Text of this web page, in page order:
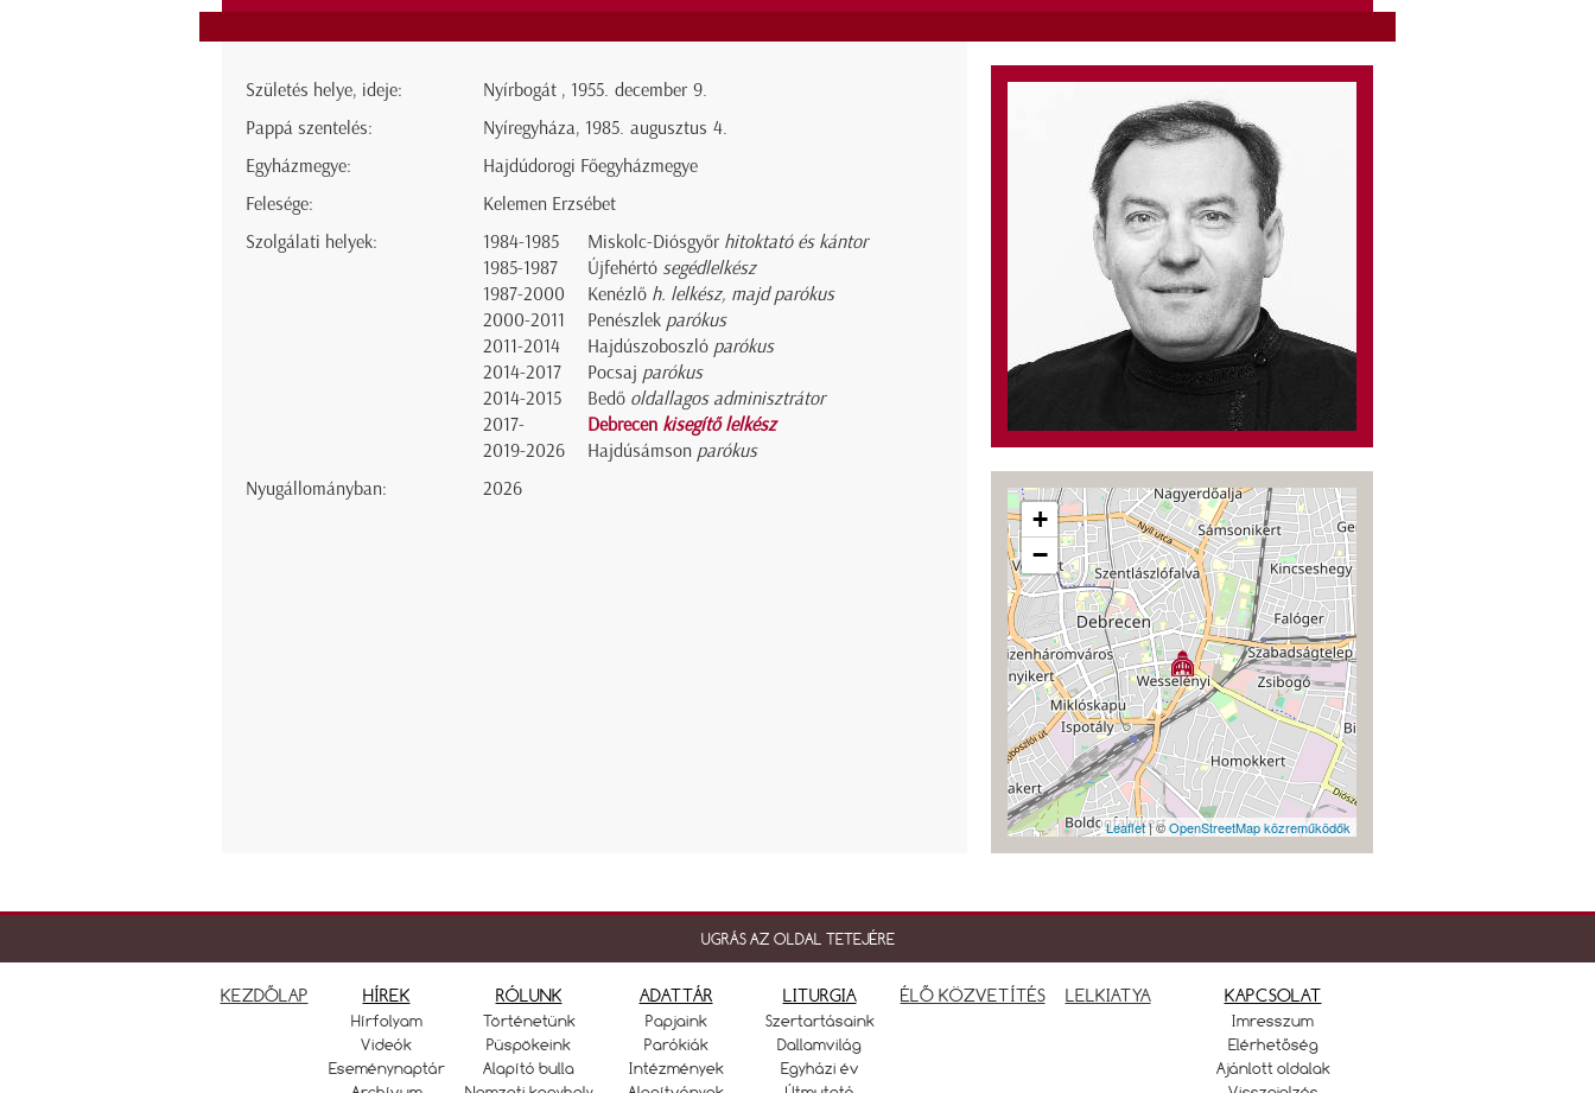
+
−
Leaflet| ©OpenStreetMap közreműködők
Születés helye, ideje:
Nyírbogát , 1955. december 9.
Pappá szentelés:
Nyíregyháza, 1985. augusztus 4.
Egyházmegye:
Hajdúdorogi Főegyházmegye
Felesége:
Kelemen Erzsébet
Szolgálati helyek:
1984-1985 Miskolc-Diósgyőr hitoktató és kántor
1985-1987
Újfehértó segédlelkész
1987-2000
Kenézlő h. lelkész, majd parókus
2000-2011
Penészlek parókus
2011-2014
Hajdúszoboszló parókus
2014-2017
Pocsaj parókus
2014-2015
Bedő oldallagos adminisztrátor
2017-
Debrecen kisegítő lelkész
2019-2026
Hajdúsámson parókus
Nyugállományban:
2026
UGRÁS AZ OLDAL TETEJÉRE
KEZDŐLAP HÍREK
Hírfolyam
Videók
Eseménynaptár
RÓLUNK
Történetünk
Püspökeink
Alapító bulla
ADATTÁR
Papjaink
Parókiák
Intézmények
LITURGIA
Szertartásaink
Dallamvilág
Egyházi év
ÉLŐ KÖZVETÍTÉS LELKIATYA KAPCSOLAT
Imresszum
Elérhetőség
Ajánlott oldalak